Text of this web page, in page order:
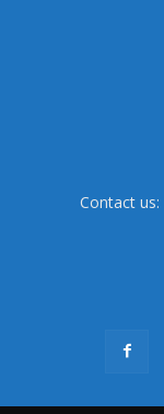
Contact us: